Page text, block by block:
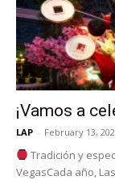
¡Vamos a
LAP - February 13,
Tradición y
VegasCada año,